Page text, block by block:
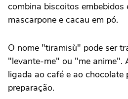
combina biscoitos embebidos
mascarpone e cacau em pó.
O nome "tiramisù" pode ser
"levante-me" ou "me anime".
ligada ao café e ao chocolate
preparação.